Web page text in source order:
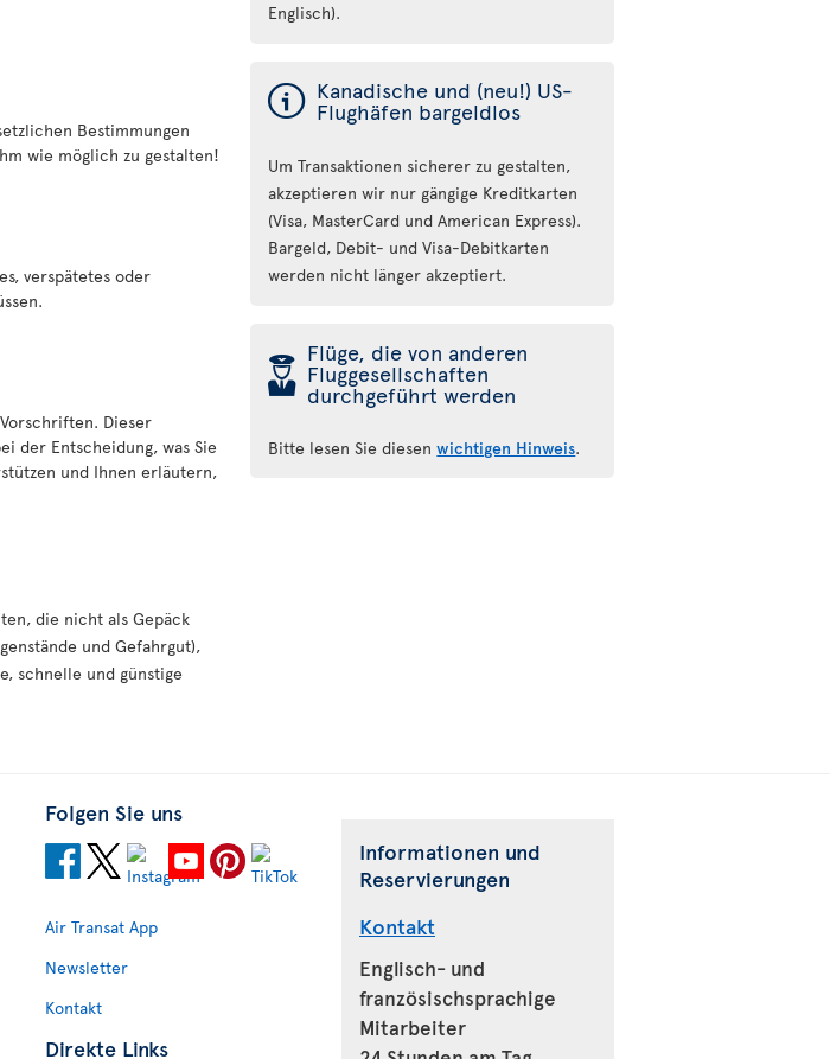
Bestimmungen
wie möglich zu gestalten!
verspätetes oder
Dieser
der Entscheidung, was Sie
und Ihnen erläutern,
die nicht als Gepäck
und Gefahrgut),
schnelle und günstige
Englisch).
ý Kanadische und (neu!) US-
Flughäfen bargeldlos
Um Transaktionen sicherer zu gestalten,
akzeptieren wir nur gängige Kreditkarten
(Visa, MasterCard und American Express).
Bargeld, Debit- und Visa-Debitkarten
werden nicht länger akzeptiert.
þ Flüge, die von anderen
Fluggesellschaften
durchgeführt werden
Bitte lesen Sie diesenwichtigen Hinweis.
Folgen Sie uns
Air Transat App
Newsletter
Kontakt
Direkte Links
Informationen und
Reservierungen
Kontakt
Englisch- und
französischsprachige
Mitarbeiter